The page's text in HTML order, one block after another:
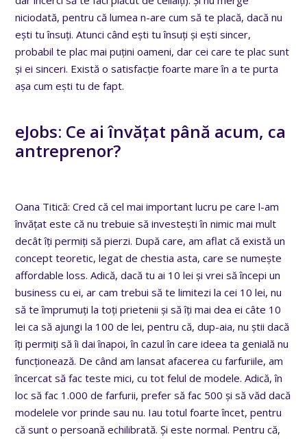
niciodată, pentru că lumea n-are cum să te placă, dacă nu
ești tu însuți. Atunci când ești tu însuți și ești sincer,
probabil te plac mai puțini oameni, dar cei care te plac sunt
și ei sinceri. Există o satisfacție foarte mare în a te purta
așa cum ești tu de fapt.
eJobs: Ce ai învățat până acum, ca
antreprenor?
Oana Titică: Cred că cel mai important lucru pe care l-am
învățat este că nu trebuie să investești în nimic mai mult
decât îți permiți să pierzi. După care, am aflat că există un
concept teoretic, legat de chestia asta, care se numește
affordable loss. Adică, dacă tu ai 10 lei și vrei să începi un
business cu ei, ar cam trebui să te limitezi la cei 10 lei, nu
să te împrumuți la toți prietenii și să îți mai dea ei câte 10
lei ca să ajungi la 100 de lei, pentru că, dup-aia, nu știi dacă
îți permiți să îi dai înapoi, în cazul în care ideea ta genială nu
funcționează. De când am lansat afacerea cu farfuriile, am
încercat să fac teste mici, cu tot felul de modele. Adică, în
loc să fac 1.000 de farfurii, prefer să fac 500 și să văd dacă
modelele vor prinde sau nu. Iau totul foarte încet, pentru
că sunt o persoană echilibrată. Și este normal. Pentru că,